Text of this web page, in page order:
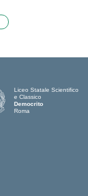
Liceo Statale Scientifico
e Classico
Democrito
Roma